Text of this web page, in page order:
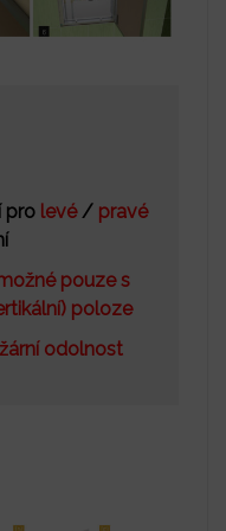
pro levé/ pravé
pouze s
poloze
odolnost